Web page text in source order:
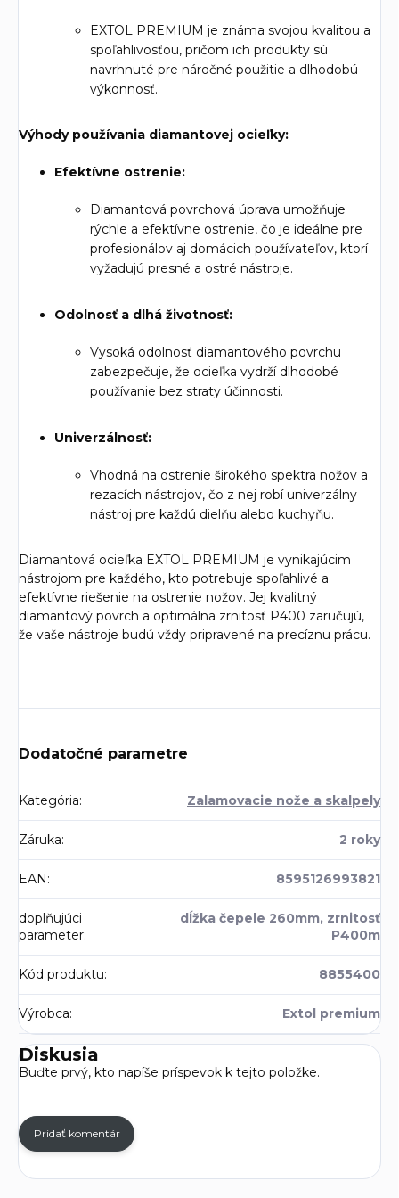
EXTOL PREMIUM je známa svojou kvalitou a
spoľahlivosťou, pričom ich produkty sú
navrhnuté pre náročné použitie a dlhodobú
výkonnosť.
Výhody používania diamantovej ocieľky:
Efektívne ostrenie:
Diamantová povrchová úprava umožňuje
rýchle a efektívne ostrenie, čo je ideálne pre
profesionálov aj domácich používateľov, ktorí
vyžadujú presné a ostré nástroje.
Odolnosť a dlhá životnosť:
Vysoká odolnosť diamantového povrchu
zabezpečuje, že ocieľka vydrží dlhodobé
používanie bez straty účinnosti.
Univerzálnosť:
Vhodná na ostrenie širokého spektra nožov a
rezacích nástrojov, čo z nej robí univerzálny
nástroj pre každú dielňu alebo kuchyňu.
Diamantová ocieľka EXTOL PREMIUM je vynikajúcim
nástrojom pre každého, kto potrebuje spoľahlivé a
efektívne riešenie na ostrenie nožov. Jej kvalitný
diamantový povrch a optimálna zrnitosť P400 zaručujú,
že vaše nástroje budú vždy pripravené na precíznu prácu.
Dodatočné parametre
Kategória: Zalamovacie nože a skalpely
Záruka: 2 roky
EAN : 8595126993821
doplňujúci
parameter:
dĺžka čepele 260mm, zrnitosť
P400m
Kód produktu: 8855400
Výrobca: Extol premium
Diskusia
Buďte prvý, kto napíše príspevok k tejto položke.
Pridať komentár